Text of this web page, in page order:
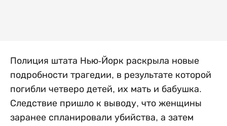
Полиция штата Нью-Йорк раскрыла новые
подробности трагедии, в результате которой
погибли четверо детей, их мать и бабушка.
Следствие пришло к выводу, что женщины
заранее спланировали убийства, а затем